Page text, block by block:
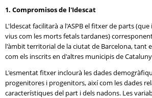
1. Compromisos de l'Idescat
L'ldescat facilitarà a l'ASPB el fitxer de parts
vius com les morts fetals tardanes)
l'àmbit territorial de la ciutat de Barcelona, tant
com els inscrits en d'altres municipis de
L'esmentat fitxer inclourà les dades
progenitores i progenitors, així com les dades
característiques del part i dels nadons. Les